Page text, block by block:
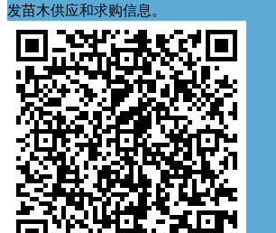
发苗木供应和求购信息。